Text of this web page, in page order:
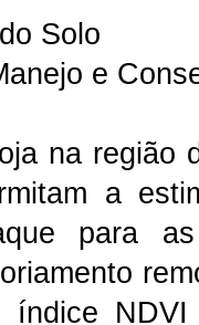
Solo
e
na região
a
para